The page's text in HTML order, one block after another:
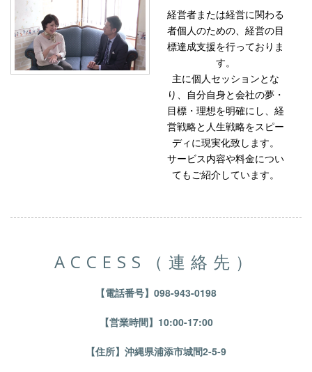
経営者または経営に関わる
者個人のための、経営の目
標達成支援を行っておりま
す。
主に個人セッションとな
り、自分自身と会社の夢・
目標・理想を明確にし、経
営戦略と人生戦略をスピー
ディに現実化致します。
サービス内容や料金につい
てもご紹介しています。
ACCESS（連絡先）
【電話番号】098-943-0198
【営業時間】10:00-17:00
【住所】沖縄県浦添市城間2-5-9